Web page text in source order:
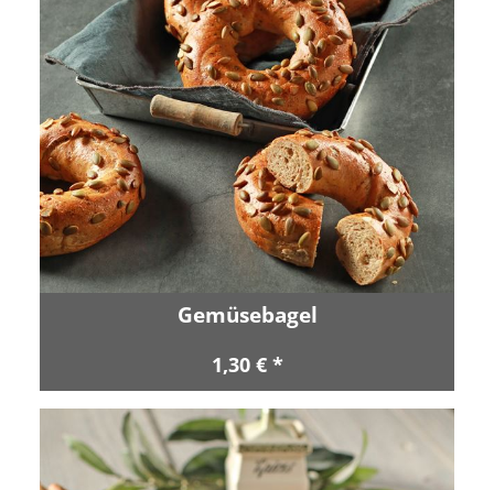
Gemüsebagel
1,30 € *